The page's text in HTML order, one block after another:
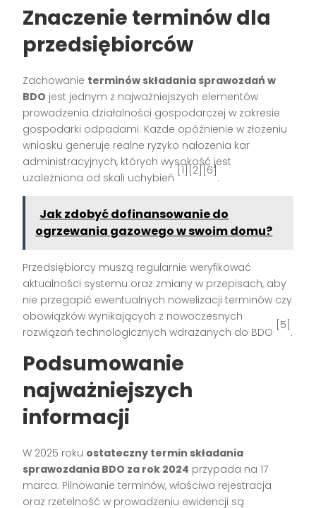
Znaczenie terminów dla
przedsiębiorców
Zachowanie terminów składania sprawozdań w
BDO jest jednym z najważniejszych elementów
prowadzenia działalności gospodarczej w zakresie
gospodarki odpadami. Każde opóźnienie w złożeniu
wniosku generuje realne ryzyko nałożenia kar
administracyjnych, których wysokość jest
uzależniona od skali uchybień
[1][2][6]
.
Jak zdobyć dofinansowanie do
ogrzewania gazowego w swoim domu?
Przedsiębiorcy muszą regularnie weryfikować
aktualności systemu oraz zmiany w przepisach, aby
nie przegapić ewentualnych nowelizacji terminów czy
obowiązków wynikających z nowoczesnych
rozwiązań technologicznych wdrażanych do BDO
[5]
.
Podsumowanie
najważniejszych
informacji
W 2025 roku ostateczny termin składania
sprawozdania BDO za rok 2024 przypada na 17
marca. Pilnowanie terminów, właściwa rejestracja
oraz rzetelność w prowadzeniu ewidencji są